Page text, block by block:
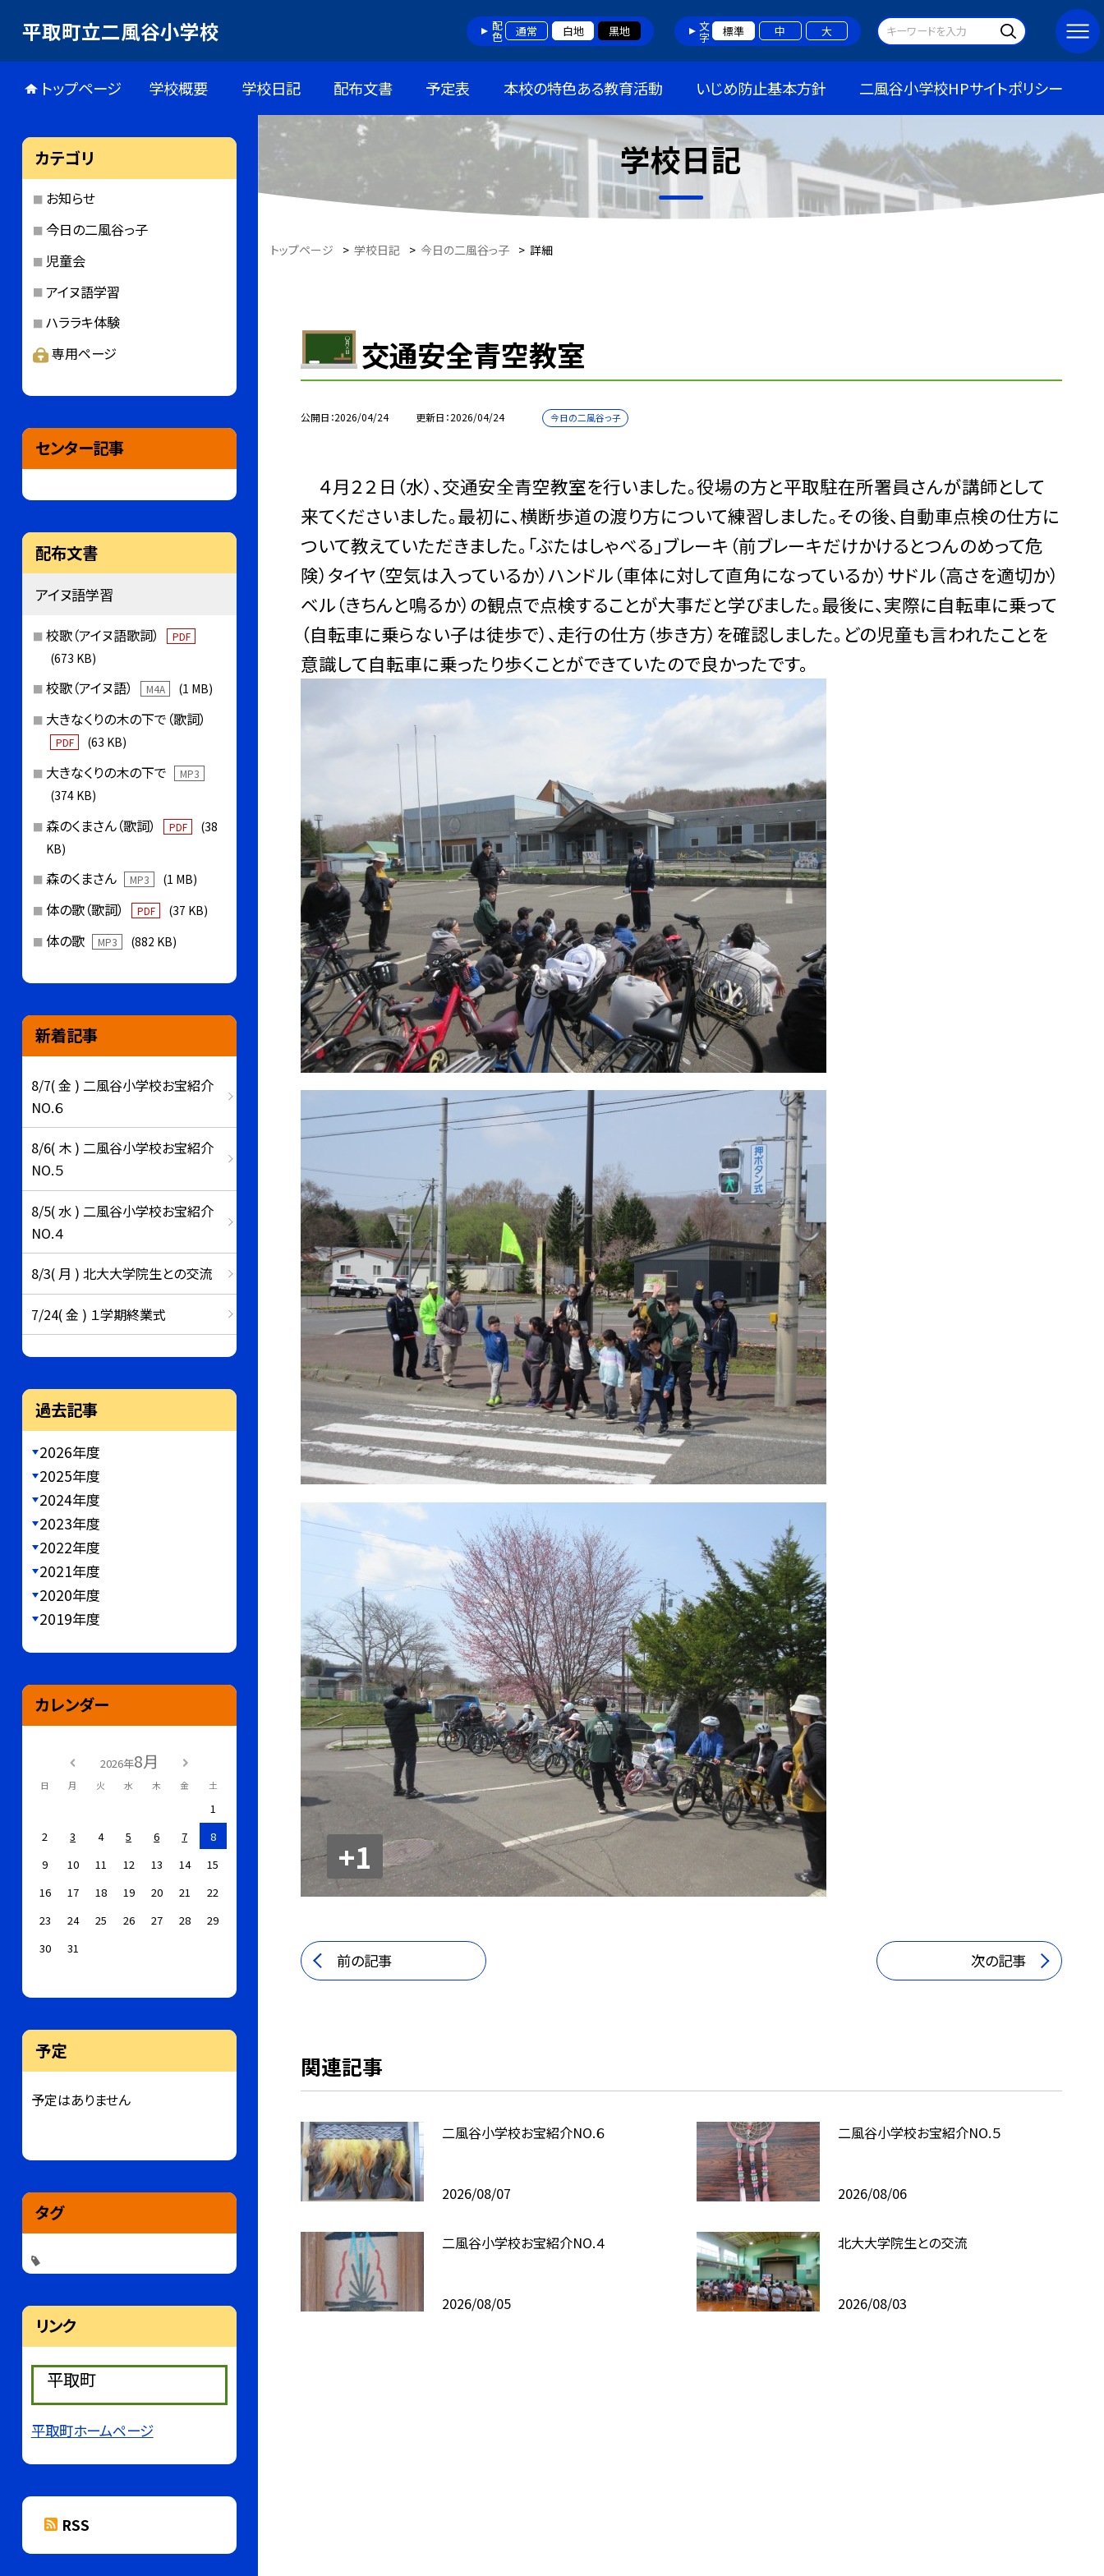
平取町立二風谷小学校 配色 通常 白地 黒地 文字 標準 中 大
トップページ 学校概要 学校日記 配布文書 予定表 本校の特色ある教育活動 いじめ防止基本方針 二風谷小学校HPサイトポリシー
学校日記
トップページ > 学校日記 > 今日の二風谷っ子 > 詳細
交通安全青空教室
公開日 2026/04/24 更新日 2026/04/24 今日の二風谷っ子
４月２２日（水）、交通安全青空教室を行いました。役場の方と平取駐在所署員さんが講師として
来てくださいました。最初に、横断歩道の渡り方について練習しました。その後、自動車点検の仕方に
ついて教えていただきました。「ぶたはしゃべる」ブレーキ（前ブレーキだけかけるとつんのめって危
険）タイヤ（空気は入っているか）ハンドル（車体に対して直角になっているか）サドル（高さを適切か）
ベル（きちんと鳴るか）の観点で点検することが大事だと学びました。最後に、実際に自転車に乗って
（自転車に乗らない子は徒歩で）、走行の仕方（歩き方）を確認しました。どの児童も言われたことを
意識して自転車に乗ったり歩くことができていたので良かったです。
+1
前の記事 次の記事
関連記事
二風谷小学校お宝紹介NO.６
2026/08/07
二風谷小学校お宝紹介NO.５
2026/08/06
二風谷小学校お宝紹介NO.４
2026/08/05
北大大学院生との交流
2026/08/03
カテゴリ
お知らせ
今日の二風谷っ子
児童会
アイヌ語学習
ハララキ体験
専用ページ
センター記事
配布文書
アイヌ語学習
校歌（アイヌ語歌詞） PDF
(673 KB)
校歌（アイヌ語） M4A (1 MB)
大きなくりの木の下で（歌詞）
PDF (63 KB)
大きなくりの木の下で MP3
(374 KB)
森のくまさん（歌詞） PDF
(38
KB)
森のくまさん MP3 (1 MB)
体の歌（歌詞） PDF (37 KB)
体の歌 MP3 (882 KB)
新着記事
8/7( 金 ) 二風谷小学校お宝紹介
NO.６
8/6( 木 ) 二風谷小学校お宝紹介
NO.５
8/5( 水 ) 二風谷小学校お宝紹介
NO.４
8/3( 月 ) 北大大学院生との交流
7/24( 金 ) １学期終業式
過去記事
2026年度
2025年度
2024年度
2023年度
2022年度
2021年度
2020年度
2019年度
カレンダー
2026年8月
日 月 火 水 木 金 土
1
2
3 4 5 6 7
8
9
10 11 12 13 14
15
16
17 18 19 20 21
22
23
24 25 26 27 28
29
30
31
予定
予定はありません
タグ
リンク
平取町
平取町ホームページ
RSS